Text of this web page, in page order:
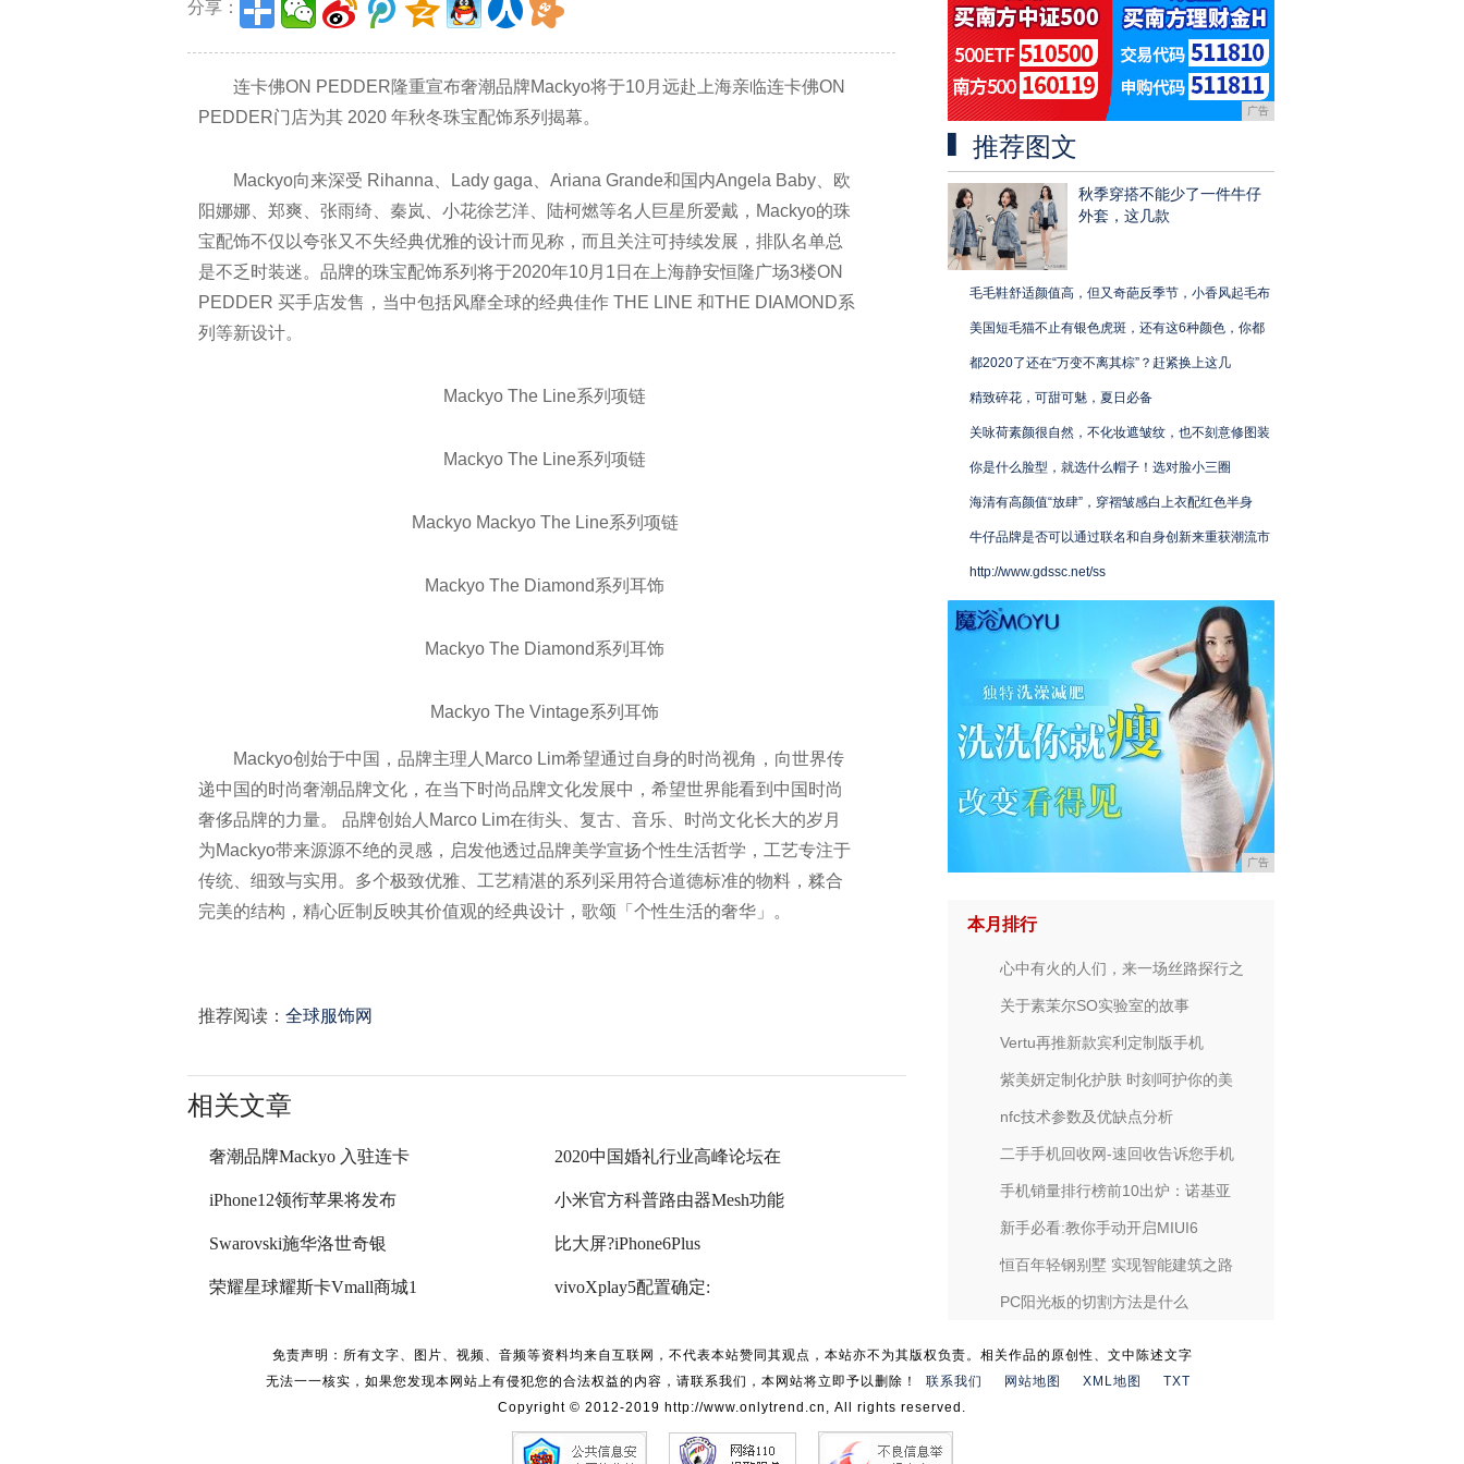
分享：
连卡佛ON PEDDER隆重宣布奢潮品牌Mackyo将于10月远赴上海亲临连卡佛ON
PEDDER门店为其 2020 年秋冬珠宝配饰系列揭幕。
Mackyo向来深受 Rihanna、Lady gaga、Ariana Grande和国内Angela Baby、欧
阳娜娜、郑爽、张雨绮、秦岚、小花徐艺洋、陆柯燃等名人巨星所爱戴，Mackyo的珠
宝配饰不仅以夸张又不失经典优雅的设计而见称，而且关注可持续发展，排队名单总
是不乏时装迷。品牌的珠宝配饰系列将于2020年10月1日在上海静安恒隆广场3楼ON
PEDDER 买手店发售，当中包括风靡全球的经典佳作 THE LINE 和THE DIAMOND系
列等新设计。
Mackyo The Line系列项链
Mackyo The Line系列项链
Mackyo Mackyo The Line系列项链
Mackyo The Diamond系列耳饰
Mackyo The Diamond系列耳饰
Mackyo The Vintage系列耳饰
Mackyo创始于中国，品牌主理人Marco Lim希望通过自身的时尚视角，向世界传
递中国的时尚奢潮品牌文化，在当下时尚品牌文化发展中，希望世界能看到中国时尚
奢侈品牌的力量。 品牌创始人Marco Lim在街头、复古、音乐、时尚文化长大的岁月
为Mackyo带来源源不绝的灵感，启发他透过品牌美学宣扬个性生活哲学，工艺专注于
传统、细致与实用。多个极致优雅、工艺精湛的系列采用符合道德标准的物料，糅合
完美的结构，精心匠制反映其价值观的经典设计，歌颂「个性生活的奢华」。
推荐阅读： 全球服饰网
相关文章
奢潮品牌Mackyo 入驻连卡 2020中国婚礼行业高峰论坛在
iPhone12领衔苹果将发布 小米官方科普路由器Mesh功能
Swarovski施华洛世奇银 比大屏?iPhone6Plus
荣耀星球耀斯卡Vmall商城1 vivoXplay5配置确定:
广告
推荐图文
秋季穿搭不能少了一件牛仔
外套，这几款
毛毛鞋舒适颜值高，但又奇葩反季节，小香风起毛布
美国短毛猫不止有银色虎斑，还有这6种颜色，你都
都2020了还在“万变不离其棕”？赶紧换上这几
精致碎花，可甜可魅，夏日必备
关咏荷素颜很自然，不化妆遮皱纹，也不刻意修图装
你是什么脸型，就选什么帽子！选对脸小三圈
海清有高颜值“放肆”，穿褶皱感白上衣配红色半身
牛仔品牌是否可以通过联名和自身创新来重获潮流市
http://www.gdssc.net/ss
广告
本月排行
心中有火的人们，来一场丝路探行之
关于素茉尔SO实验室的故事
Vertu再推新款宾利定制版手机
紫美妍定制化护肤 时刻呵护你的美
nfc技术参数及优缺点分析
二手手机回收网-速回收告诉您手机
手机销量排行榜前10出炉：诺基亚
新手必看:教你手动开启MIUI6
恒百年轻钢别墅 实现智能建筑之路
PC阳光板的切割方法是什么
免责声明：所有文字、图片、视频、音频等资料均来自互联网，不代表本站赞同其观点，本站亦不为其版权负责。相关作品的原创性、文中陈述文字
无法一一核实，如果您发现本网站上有侵犯您的合法权益的内容，请联系我们，本网站将立即予以删除！
联系我们 网站地图 XML地图
TXT
Copyright © 2012-2019 http://www.onlytrend.cn, All rights reserved.